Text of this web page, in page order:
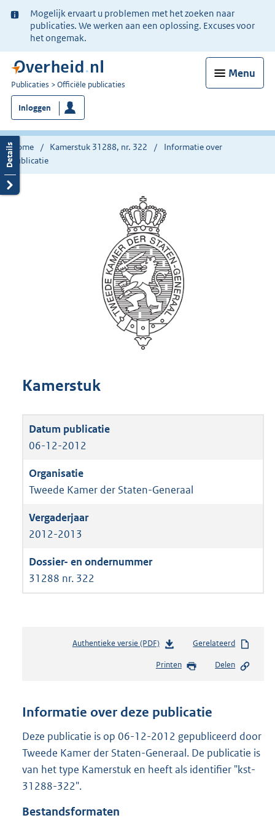
Ter
informatie:
Mogelijk ervaart u problemen met het zoeken naar
publicaties. We werken aan een oplossing. Excuses voor
het ongemak.
Menu
U
bent
nu
hier:
Publicaties Officiële publicaties
Inloggen
Home Kamerstuk 31288, nr. 322
Informatie over
publicatie
Kamerstuk
06-12-2012
Tweede Kamer der Staten-Generaal
2012-2013
31288 nr. 322
Authentieke versie (PDF)b
s
n
s
r
o
Gerelateerd
Printen Delen
Informatie over deze publicatie
Deze publicatie is op 06-12-2012 gepubliceerd door
Tweede Kamer der Staten-Generaal. De publicatie is
van het type Kamerstuk en heeft als identifier "kst-
31288-322".
Bestandsformaten